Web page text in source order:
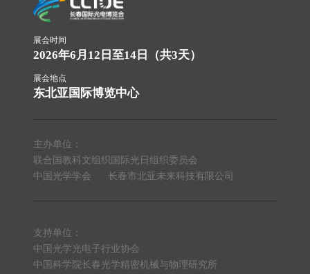
展会时间
2026年6月12日至14日（共3天）
展会地点
东北亚国际博览中心
主办单位：
联合国教科文组织国际光日组织委员会
中国光学学会
长春市北亚未来科技有限公司
支持单位：
中国光学光电子行业协会
中国科学院长春光学精密机械与物理研究所